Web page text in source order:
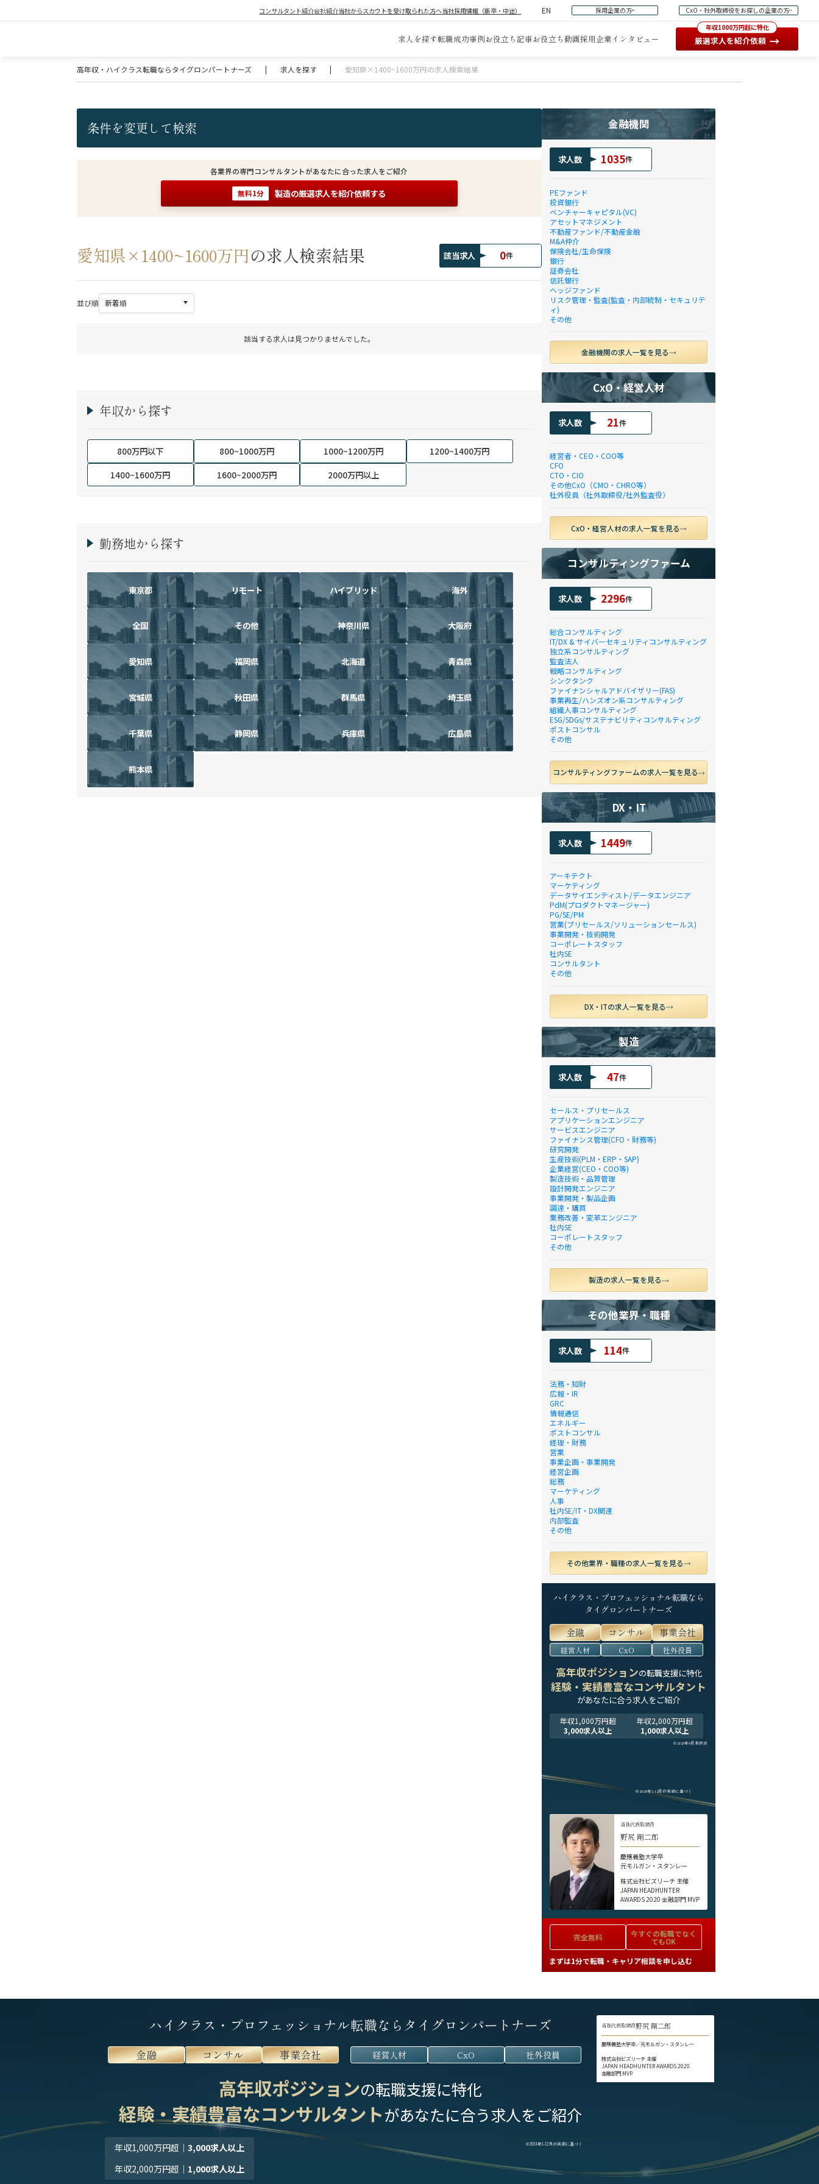
コンサルタント紹介会社紹介当社からスカウトを受け取られた方へ当社採用情報（新卒・中途） EN 採用企業の方 CxO・社外取締役をお探しの企業の方
求人を探す転職成功事例お役立ち記事お役立ち動画採用企業インタビュー
年収1000万円超に特化
厳選求人を紹介依頼 →
高年収・ハイクラス転職ならタイグロンパートナーズ | 求人を探す | 愛知県×1400~1600万円の求人検索結果
条件を変更して検索
各業界の専門コンサルタントがあなたに合った求人をご紹介
無料1分 製造の厳選求人を紹介依頼する
愛知県×1400~1600万円の求人検索結果 該当求人 0件
並び順
該当する求人は見つかりませんでした。
年収から探す
800万円以下 800~1000万円 1000~1200万円
1200~1400万円
1400~1600万円
1600~2000万円 2000万円以上
勤務地から探す
東京都 リモート ハイブリッド 海外
全国 その他 神奈川県 大阪府
愛知県 福岡県 北海道 青森県
宮城県 秋田県 群馬県 埼玉県
千葉県 静岡県 兵庫県 広島県
熊本県
金融機関
求人数 1035件
PEファンド
投資銀行
ベンチャーキャピタル(VC)
アセットマネジメント
不動産ファンド/不動産金融
M&A仲介
保険会社/生命保険
銀行
証券会社
信託銀行
ヘッジファンド
リスク管理・監査(監査・内部統制・セキュリテ
ィ)
その他
金融機関の求人一覧を見る
CxO・経営人材
求人数 21件
経営者・CEO・COO等
CFO
CTO・CIO
その他CxO（CMO・CHRO等）
社外役員（社外取締役/社外監査役）
CxO・経営人材の求人一覧を見る
コンサルティングファーム
求人数 2296件
総合コンサルティング
IT/DX & サイバーセキュリティコンサルティング
独立系コンサルティング
監査法人
戦略コンサルティング
シンクタンク
ファイナンシャルアドバイザリー(FAS)
事業再生/ハンズオン系コンサルティング
組織人事コンサルティング
ESG/SDGs/サステナビリティコンサルティング
ポストコンサル
その他
コンサルティングファームの求人一覧を見る
DX・IT
求人数 1449件
アーキテクト
マーケティング
データサイエンティスト/データエンジニア
PdM(プロダクトマネージャー)
PG/SE/PM
営業(プリセールス/ソリューションセールス)
事業開発・技術開発
コーポレートスタッフ
社内SE
コンサルタント
その他
DX・ITの求人一覧を見る
製造
求人数 47件
セールス・プリセールス
アプリケーションエンジニア
サービスエンジニア
ファイナンス管理(CFO・財務等)
研究開発
生産技術(PLM・ERP・SAP)
企業経営(CEO・COO等)
製造技術・品質管理
設計開発エンジニア
事業開発・製品企画
調達・購買
業務改善・変革エンジニア
社内SE
コーポレートスタッフ
その他
製造の求人一覧を見る
その他業界・職種
求人数 114件
法務・知財
広報・IR
GRC
情報通信
エネルギー
ポストコンサル
経理・財務
営業
事業企画・事業開発
経営企画
総務
マーケティング
人事
社内SE/IT・DX関連
内部監査
その他
その他業界・職種の求人一覧を見る
ハイクラス・プロフェッショナル転職なら
タイグロンパートナーズ
金融 コンサル 事業会社
経営人材 CxO 社外役員
高年収ポジションの転職支援に特化
経験・実績豊富なコンサルタント
があなたに合う求人をご紹介
年収1,000万円超
3,000求人以上
年収2,000万円超
1,000求人以上
※2025年9月末時点
※2024年1-12月の実績に基づく
当社代表取締役
野尻 剛二郎
慶應義塾大学卒
元モルガン・スタンレー
株式会社ビズリーチ 主催
JAPAN HEADHUNTER
AWARDS 2020 金融部門 MVP
完全無料 今すぐの転職でなく
てもOK
まずは1分で転職・キャリア相談を申し込む
ハイクラス・プロフェッショナル転職ならタイグロンパートナーズ
金融 コンサル 事業会社 経営人材 CxO 社外役員
高年収ポジションの転職支援に特化
経験・実績豊富なコンサルタントがあなたに合う求人をご紹介
年収1,000万円超 ｜3,000求人以上
年収2,000万円超 ｜ 1,000求人以上
※2024年1-12月の実績に基づく
当社代表取締役野尻 剛二郎
慶應義塾大学卒／元モルガン・スタンレー
株式会社ビズリーチ 主催
JAPAN HEADHUNTER AWARDS 2020
金融部門 MVP